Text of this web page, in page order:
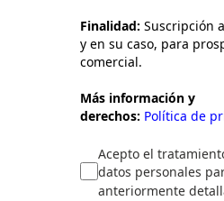
Finalidad: Suscripción
y en su caso, para
comercial.
Más información y
derechos: Política de
Acepto el
datos personales
anteriormente